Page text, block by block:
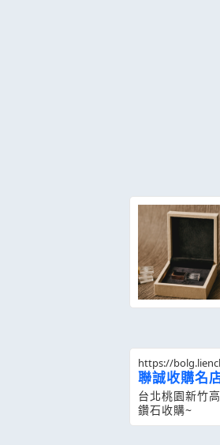
https://
聯誠收購名
台北桃園新竹
鑽石收購~